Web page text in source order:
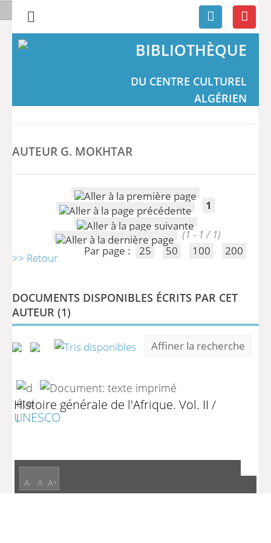
BIBLIOTHÈQUE
DU CENTRE CULTUREL
ALGÉRIEN
AUTEUR G. MOKHTAR
1
(1 - 1 / 1)
Par page :
25 50 100 200
>> Retour
DOCUMENTS DISPONIBLES ÉCRITS PAR CET
AUTEUR (1)
Affiner la recherche
Histoire générale de l'Afrique. Vol. II /
UNESCO
A- A A+